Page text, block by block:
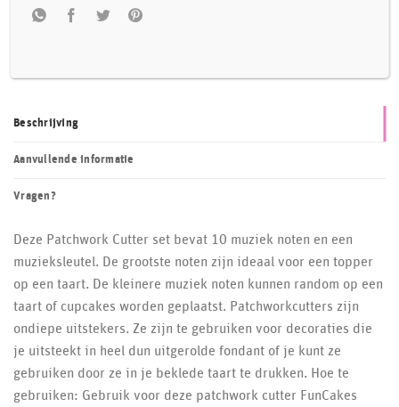
Beschrijving
Aanvullende informatie
Vragen?
Deze Patchwork Cutter set bevat 10 muziek noten en een
muzieksleutel. De grootste noten zijn ideaal voor een topper
op een taart. De kleinere muziek noten kunnen random op een
taart of cupcakes worden geplaatst. Patchworkcutters zijn
ondiepe uitstekers. Ze zijn te gebruiken voor decoraties die
je uitsteekt in heel dun uitgerolde fondant of je kunt ze
gebruiken door ze in je beklede taart te drukken. Hoe te
gebruiken: Gebruik voor deze patchwork cutter FunCakes